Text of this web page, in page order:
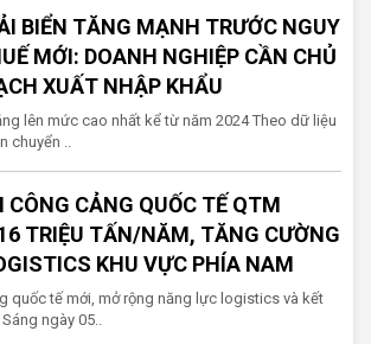
BIỂN TĂNG MẠNH TRƯỚC NGUY
MỚI: DOANH NGHIỆP CẦN CHỦ
XUẤT NHẬP KHẨU
lên mức cao nhất kể từ năm 2024 Theo dữ liệu
chuyển ..
CÔNG CẢNG QUỐC TẾ QTM
TRIỆU TẤN/NĂM, TĂNG CƯỜNG
KHU VỰC PHÍA NAM
quốc tế mới, mở rộng năng lực logistics và kết
ngày 05..